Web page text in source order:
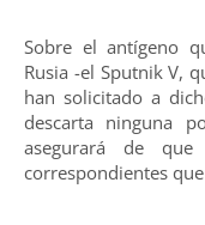
Sobre el antígeno
Rusia -el Sputnik V,
han solicitado a
descarta ninguna
asegurará de
correspondientes